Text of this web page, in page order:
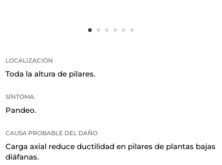
LOCALIZACIÓN
Toda la altura de pilares.
SÍNTOMA
Pandeo.
CAUSA PROBABLE DEL DAÑO
Carga axial reduce ductilidad en pilares de plantas bajas
diáfanas.